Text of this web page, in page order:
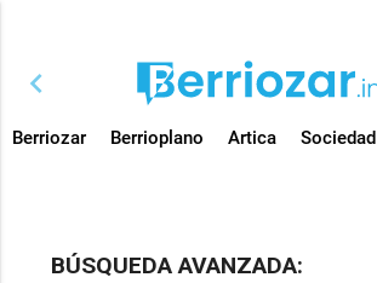
chevron_left
Berriozar Berrioplano Artica Sociedad
BÚSQUEDA AVANZADA: